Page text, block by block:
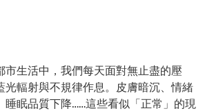
市生活中，我們每天面對無止盡的壓
光輻射與不規律作息。皮膚暗沉、情緒
睡眠品質下降……這些看似「正常」的現